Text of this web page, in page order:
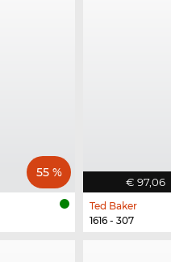
55 %
€ 97,06
Ted Baker
1616 - 307